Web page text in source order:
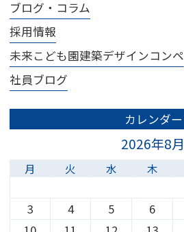
ブログ・コラム
採用情報
未来こども園建築デザインコンペ
社員ブログ
カレンダー
2026年8月
月 火 水 木
3
4 5 6